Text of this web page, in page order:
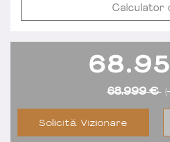
Calculator
68.999 €
Solicită Vizionare